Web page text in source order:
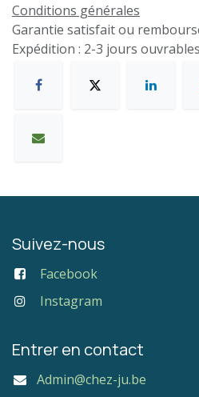
Conditions générales
Garantie satisfait ou
Expédition : 2-3 jours ouvrables
Suivez-nous
Facebook
Instagram
Entrer en contact
Admin@chez-ju.be